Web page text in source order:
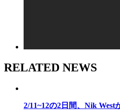
RELATED NEWS
2/11~12の2日間、Nik West